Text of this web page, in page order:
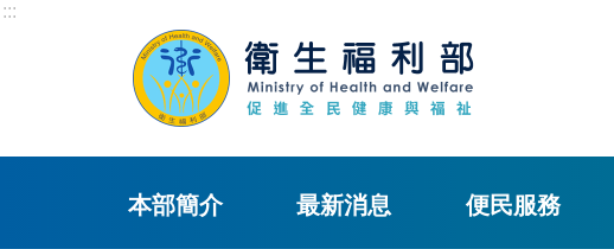
:::
本部簡介 最新消息 便民服務